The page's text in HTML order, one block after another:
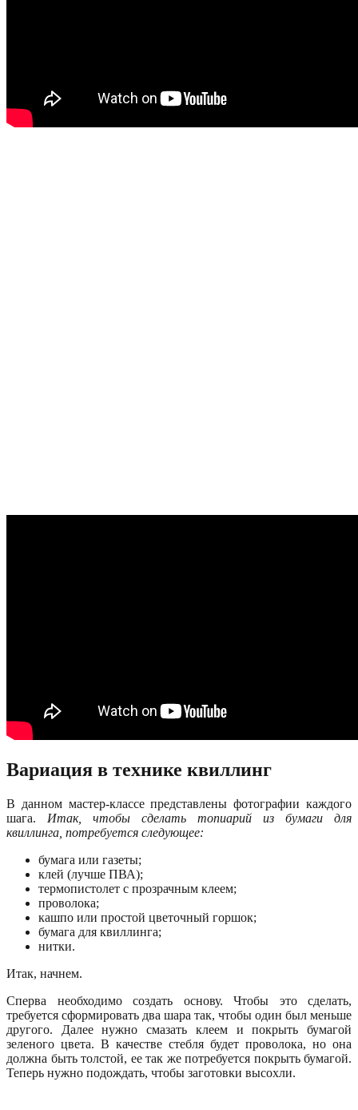
Вариация в технике квиллинг
В данном мастер-классе представлены фотографии каждого
шага. Итак, чтобы сделать топиарий из бумаги для
квиллинга, потребуется следующее:
бумага или газеты;
клей (лучше ПВА);
термопистолет с прозрачным клеем;
проволока;
кашпо или простой цветочный горшок;
бумага для квиллинга;
нитки.
Итак, начнем.
Сперва необходимо создать основу. Чтобы это сделать,
требуется сформировать два шара так, чтобы один был меньше
другого. Далее нужно смазать клеем и покрыть бумагой
зеленого цвета. В качестве стебля будет проволока, но она
должна быть толстой, ее так же потребуется покрыть бумагой.
Теперь нужно подождать, чтобы заготовки высохли.